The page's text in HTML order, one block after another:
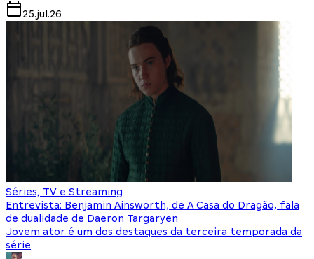
25.jul.26
Séries, TV e Streaming
Entrevista: Benjamin Ainsworth, de A Casa do Dragão, fala
de dualidade de Daeron Targaryen
Jovem ator é um dos destaques da terceira temporada da
série